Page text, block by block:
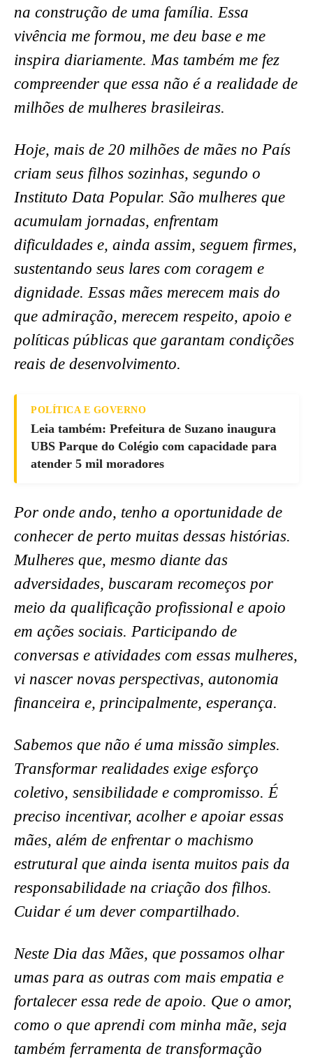
na construção de uma família. Essa
vivência me formou, me deu base e me
inspira diariamente. Mas também me fez
compreender que essa não é a realidade de
milhões de mulheres brasileiras.
Hoje, mais de 20 milhões de mães no País
criam seus filhos sozinhas, segundo o
Instituto Data Popular. São mulheres que
acumulam jornadas, enfrentam
dificuldades e, ainda assim, seguem firmes,
sustentando seus lares com coragem e
dignidade. Essas mães merecem mais do
que admiração, merecem respeito, apoio e
políticas públicas que garantam condições
reais de desenvolvimento.
POLÍTICA E GOVERNO
Leia também: Prefeitura de Suzano inaugura
UBS Parque do Colégio com capacidade para
atender 5 mil moradores
Por onde ando, tenho a oportunidade de
conhecer de perto muitas dessas histórias.
Mulheres que, mesmo diante das
adversidades, buscaram recomeços por
meio da qualificação profissional e apoio
em ações sociais. Participando de
conversas e atividades com essas mulheres,
vi nascer novas perspectivas, autonomia
financeira e, principalmente, esperança.
Sabemos que não é uma missão simples.
Transformar realidades exige esforço
coletivo, sensibilidade e compromisso. É
preciso incentivar, acolher e apoiar essas
mães, além de enfrentar o machismo
estrutural que ainda isenta muitos pais da
responsabilidade na criação dos filhos.
Cuidar é um dever compartilhado.
Neste Dia das Mães, que possamos olhar
umas para as outras com mais empatia e
fortalecer essa rede de apoio. Que o amor,
como o que aprendi com minha mãe, seja
também ferramenta de transformação